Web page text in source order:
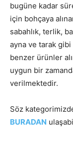
bugüne kadar
için bohçaya
sabahlık, terlik,
ayna ve tarak
benzer ürünler
uygun bir
verilmektedir.
Söz
BURADAN